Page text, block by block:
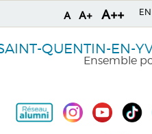
A A+ A++ EN
QUENTIN-EN-
Ensemble